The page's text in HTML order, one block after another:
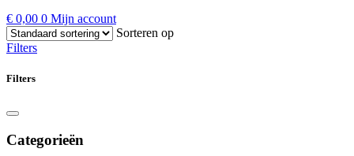
€ 0,00 0 Mijn account
Sorteren op
Filters
Filters
Categorieën